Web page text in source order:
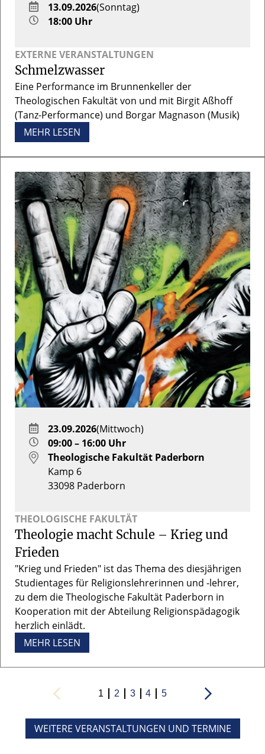
EXTERNE VERANSTALTUNGEN
Schmelzwasser
Eine Performance im Brunnenkeller der
Theologischen Fakultät von und mit Birgit Aßhoff
(Tanz-Performance) und Borgar Magnason (Musik)
MEHR LESEN
13.09.2026(Sonntag)
18:00 Uhr
THEOLOGISCHE FAKULTÄT
Theologie macht Schule – Krieg und
Frieden
"Krieg und Frieden" ist das Thema des diesjährigen
Studientages für Religionslehrerinnen und -lehrer,
zu dem die Theologische Fakultät Paderborn in
Kooperation mit der Abteilung Religionspädagogik
herzlich einlädt.
MEHR LESEN
23.09.2026(Mittwoch)
09:00 – 16:00 Uhr
Theologische Fakultät Paderborn
Kamp 6
33098 Paderborn
1 2 3 4 5
WEITERE VERANSTALTUNGEN UND TERMINE